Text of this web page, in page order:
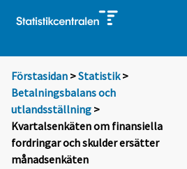
Förstasidan >Statistik >
Betalningsbalans och
utlandsställning >
Kvartalsenkäten om finansiella
fordringar och skulder ersätter
månadsenkäten